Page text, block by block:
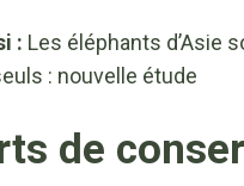
: Les éléphants d’Asie
: nouvelle étude
de